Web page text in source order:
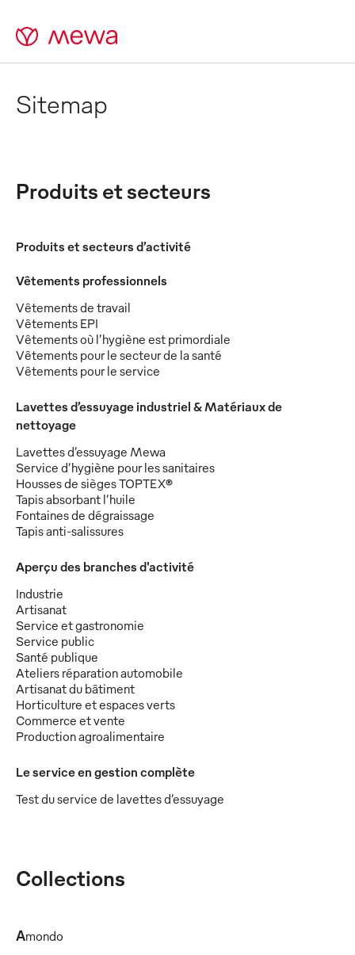
Sitemap
Produits et secteurs
Produits et secteurs d’activité
Vêtements professionnels
Vêtements de travail
Vêtements EPI
Vêtements où l’hygiène est primordiale
Vêtements pour le secteur de la santé
Vêtements pour le service
Lavettes d’essuyage industriel & Matériaux de
nettoyage
Lavettes d’essuyage Mewa
Service d’hygiène pour les sanitaires
Housses de sièges TOPTEX®
Tapis absorbant l’huile
Fontaines de dégraissage
Tapis anti-salissures
Aperçu des branches d'activité
Industrie
Artisanat
Service et gastronomie
Service public
Santé publique
Ateliers réparation automobile
Artisanat du bâtiment
Horticulture et espaces verts
Commerce et vente
Production agroalimentaire
Le service en gestion complète
Test du service de lavettes d’essuyage
Collections
Amondo